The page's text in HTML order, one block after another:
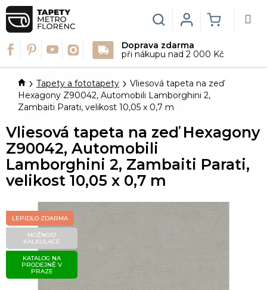
Přejít
na
obsah
Doprava zdarma
při nákupu nad 2 000 Kč
Hledat
KOŠÍK
Login
DomůTapety a fototapety
Vliesová tapeta na zeď
Hexagony Z90042, Automobili Lamborghini 2,
Zambaiti Parati, velikost 10,05 x 0,7 m
Vliesová tapeta na zeď Hexagony
Z90042, Automobili
Lamborghini 2, Zambaiti Parati,
velikost 10,05 x 0,7 m
LEPIDLO ZDARMA
MOŽNOST
KALKULACE
KATALOG NA
PRODEJNĚ V
PRAZE